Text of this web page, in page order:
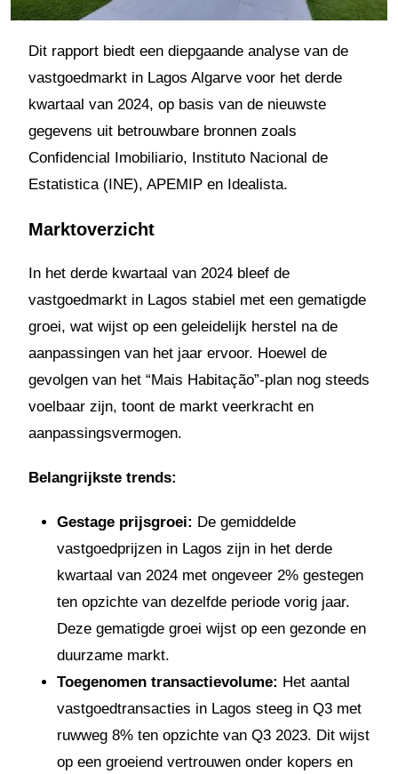
Dit rapport biedt een diepgaande analyse van de
vastgoedmarkt in Lagos Algarve voor het derde
kwartaal van 2024, op basis van de nieuwste
gegevens uit betrouwbare bronnen zoals
Confidencial Imobiliario, Instituto Nacional de
Estatistica (INE), APEMIP en Idealista.
Marktoverzicht
In het derde kwartaal van 2024 bleef de
vastgoedmarkt in Lagos stabiel met een gematigde
groei, wat wijst op een geleidelijk herstel na de
aanpassingen van het jaar ervoor. Hoewel de
gevolgen van het “Mais Habitação”-plan nog steeds
voelbaar zijn, toont de markt veerkracht en
aanpassingsvermogen.
Belangrijkste trends:
Gestage prijsgroei: De gemiddelde
vastgoedprijzen in Lagos zijn in het derde
kwartaal van 2024 met ongeveer 2% gestegen
ten opzichte van dezelfde periode vorig jaar.
Deze gematigde groei wijst op een gezonde en
duurzame markt.
Toegenomen transactievolume: Het aantal
vastgoedtransacties in Lagos steeg in Q3 met
ruwweg 8% ten opzichte van Q3 2023. Dit wijst
op een groeiend vertrouwen onder kopers en